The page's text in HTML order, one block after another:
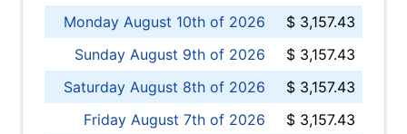
Monday August 10th of 2026
$ 3,157.43
Sunday August 9th of 2026
$ 3,157.43
Saturday August 8th of 2026
$ 3,157.43
Friday August 7th of 2026
$ 3,157.43